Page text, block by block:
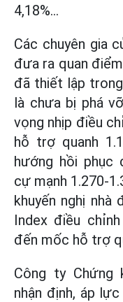
4,18%...
Các chuyên gia
đưa ra quan
đã thiết lập
là chưa bị phá
vọng nhịp điều
hỗ trợ quanh
hướng hồi phục
cự mạnh 1.270-
khuyến nghị
Index điều
đến mốc hỗ trợ
Công ty Chứng
nhận định, áp